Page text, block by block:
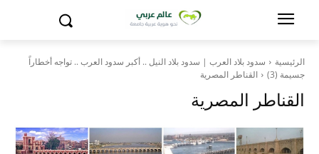
الرئيسية
سدود بلاد العرب | سدود بلاد النيل .. أكبر سدود العرب .. تواجه أخطاراً
جسيمة (3)
القناطر المصرية
القناطر المصرية